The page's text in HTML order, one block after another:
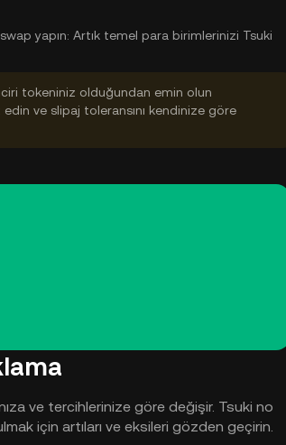
yapın: Artık temel para birimlerinizi Tsuki
tokeniniz olduğundan emin olun
ve slipaj toleransını kendinize göre
ve tercihlerinize göre değişir. Tsuki no
için artıları ve eksileri gözden geçirin.